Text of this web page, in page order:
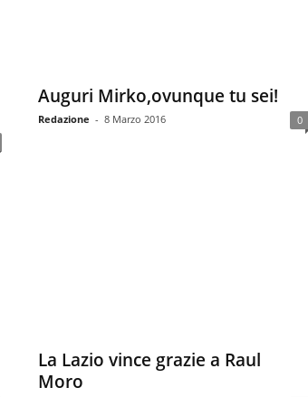
Auguri Mirko,ovunque tu sei!
Redazione - 8 Marzo 2016 0
La Lazio vince grazie a Raul
Moro